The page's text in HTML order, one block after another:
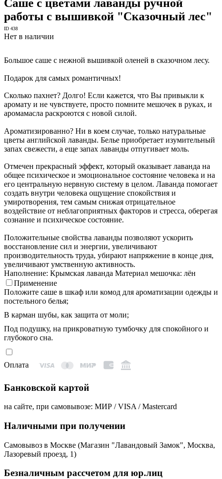
Саше с цветами лаванды ручной
работы с вышивкой "Сказочный лес"
ID 438
Нет в наличии
Большое саше с нежной вышивкой оленей в сказочном лесу.
Подарок для самых романтичных!
Сколько пахнет? Долго! Если кажется, что Вы привыкли к
аромату и не чувствуете, просто помните мешочек в руках, и
аромамасла раскроются с новой силой.
Ароматизированно? Ни в коем случае, только натуральные
цветы английской лаванды. Белье приобретает изумительный
запах свежести, а еще запах лаванды отпугивает моль.
Отмечен прекрасный эффект, который оказывает лаванда на
общее психическое и эмоциональное состояние человека и на
его центральную нервную систему в целом. Лаванда помогает
создать внутри человека ощущение спокойствия и
умиротворения, тем самым снижая отрицательное
воздействие от неблагоприятных факторов и стресса, оберегая
сознание и психическое состояние.
Положительные свойства лаванды позволяют ускорить
восстановление сил и энергии, увеличивают
производительность труда, убирают напряжение в конце дня,
увеличивают умственную активность.
Наполнение: Крымская лаванда Материал мешочка: лён
Применение
Положите саше в шкаф или комод для ароматизации одежды и
постельного белья;
В карман шубы, как защита от моли;
Под подушку, на прикроватную тумбочку для спокойного и
глубокого сна.
Оплата
Банковской картой
на сайте, при самовывозе: МИР / VISA / Mastercard
Наличными при получении
Самовывоз в Москве (Магазин "Лавандовый Замок", Москва,
Лазоревый проезд, 1)
Безналичным рассчетом для юр.лиц